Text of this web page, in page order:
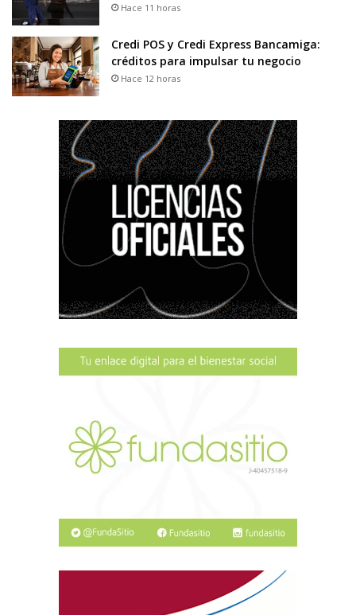
Hace 11 horas
Credi POS y Credi Express Bancamiga:
créditos para impulsar tu negocio
Hace 12 horas